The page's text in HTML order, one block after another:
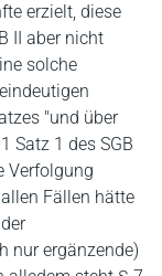
erzielt, diese
II aber nicht
solche
"und über
Satz 1 des SGB
Verfolgung
Fällen hätte
nur ergänzende)